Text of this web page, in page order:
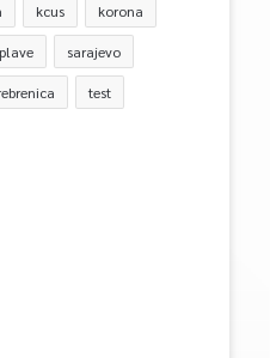
kcus korona
sarajevo
test